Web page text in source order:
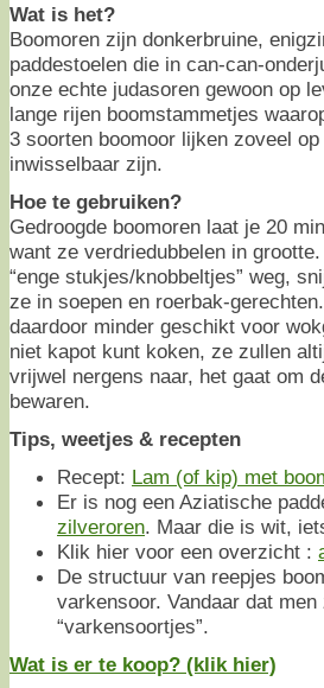
Wat is het?
Boomoren zijn donkerbruine,
paddestoelen die in can-can-
onze echte judasoren gewoon op
lange rijen boomstammetjes
3 soorten boomoor lijken zoveel
inwisselbaar zijn.
Hoe te gebruiken?
Gedroogde boomoren laat je 20
want ze verdriedubbelen in
“enge stukjes/knobbeltjes” weg,
ze in soepen en roerbak-
daardoor minder geschikt voor
niet kapot kunt koken, ze zullen
vrijwel nergens naar, het gaat om
bewaren.
Tips, weetjes & recepten
Recept: Lam (of kip) met
Er is nog een Aziatische
zilveroren. Maar die is wit,
Klik hier voor een overzicht :
De structuur van reepjes
varkensoor. Vandaar dat
“varkensoortjes”.
Wat is er te koop? (klik hier)